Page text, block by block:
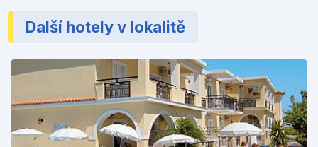
Další hotely v lokalitě